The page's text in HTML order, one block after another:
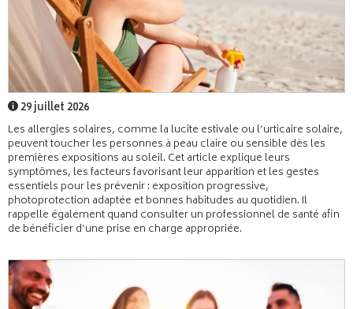
29 juillet 2026
Les allergies solaires, comme la lucite estivale ou l’urticaire solaire,
peuvent toucher les personnes à peau claire ou sensible dès les
premières expositions au soleil. Cet article explique leurs
symptômes, les facteurs favorisant leur apparition et les gestes
essentiels pour les prévenir : exposition progressive,
photoprotection adaptée et bonnes habitudes au quotidien. Il
rappelle également quand consulter un professionnel de santé afin
de bénéficier d’une prise en charge appropriée.